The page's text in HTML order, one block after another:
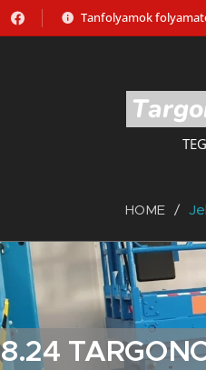
Tanfolyamok
HOME